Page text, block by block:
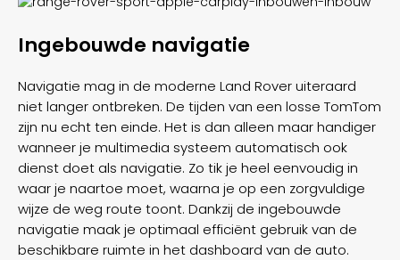
Ingebouwde navigatie
Navigatie mag in de moderne Land Rover uiteraard
niet langer ontbreken. De tijden van een losse TomTom
zijn nu echt ten einde. Het is dan alleen maar handiger
wanneer je multimedia systeem automatisch ook
dienst doet als navigatie. Zo tik je heel eenvoudig in
waar je naartoe moet, waarna je op een zorgvuldige
wijze de weg route toont. Dankzij de ingebouwde
navigatie maak je optimaal efficiënt gebruik van de
beschikbare ruimte in het dashboard van de auto.